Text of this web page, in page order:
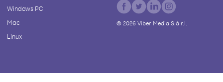
Windows PC
Mac
Linux
© 2026Viber Media S.à r.l.